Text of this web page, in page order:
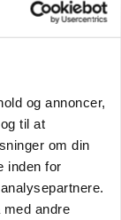
og annoncer,
til at
om din
inden for
andre